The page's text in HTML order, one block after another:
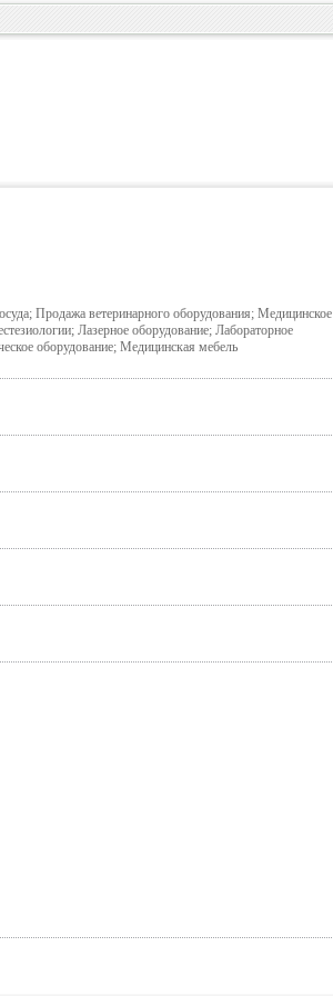
Продажа ветеринарного оборудования; Медицинское
Лазерное оборудование; Лабораторное
оборудование; Медицинская мебель